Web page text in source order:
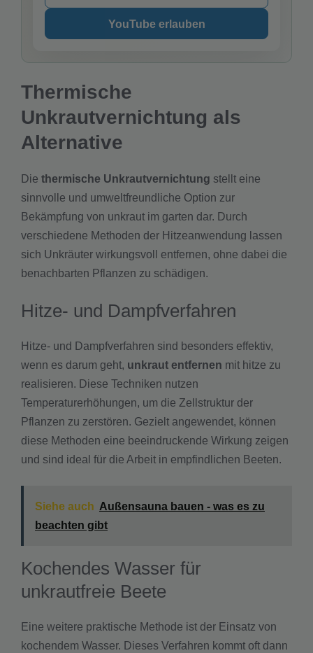
YouTube erlauben
Thermische
Unkrautvernichtung als
Alternative
Die thermische Unkrautvernichtung stellt eine
sinnvolle und umweltfreundliche Option zur
Bekämpfung von unkraut im garten dar. Durch
verschiedene Methoden der Hitzeanwendung lassen
sich Unkräuter wirkungsvoll entfernen, ohne dabei die
benachbarten Pflanzen zu schädigen.
Hitze- und Dampfverfahren
Hitze- und Dampfverfahren sind besonders effektiv,
wenn es darum geht, unkraut entfernen mit hitze zu
realisieren. Diese Techniken nutzen
Temperaturerhöhungen, um die Zellstruktur der
Pflanzen zu zerstören. Gezielt angewendet, können
diese Methoden eine beeindruckende Wirkung zeigen
und sind ideal für die Arbeit in empfindlichen Beeten.
Siehe auch Außensauna bauen - was es zu
beachten gibt
Kochendes Wasser für
unkrautfreie Beete
Eine weitere praktische Methode ist der Einsatz von
kochendem Wasser. Dieses Verfahren kommt oft dann